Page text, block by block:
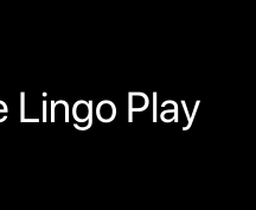
Lingo Play